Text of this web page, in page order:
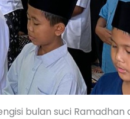
bulan suci Ramadhan